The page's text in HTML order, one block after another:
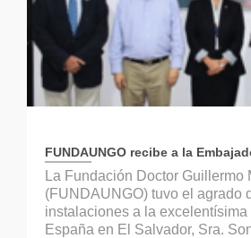
FUNDAUNGO recibe a la
La Fundación Doctor Guillermo
(FUNDAUNGO) tuvo el agrado
instalaciones a la
España en El Salvador, Sra.